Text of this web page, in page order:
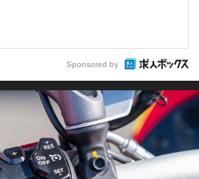
Sponsored by